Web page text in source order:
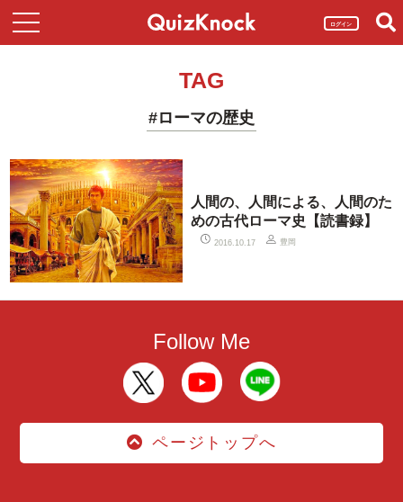
ログイン
TAG
#ローマの歴史
人間の、人間による、人間のた
めの古代ローマ史【読書録】
2016.10.17 豊岡
Follow Me
ページトップへ